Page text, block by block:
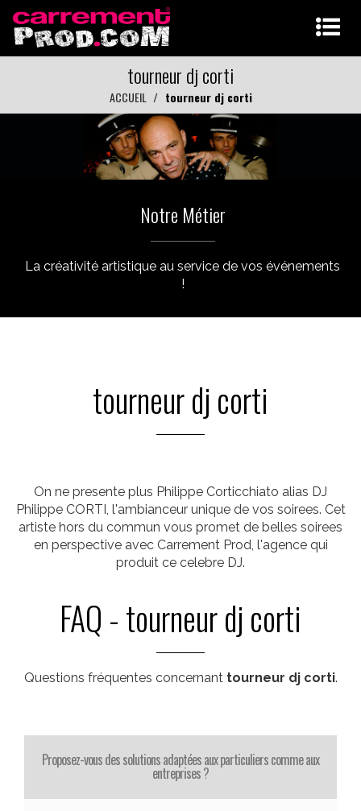
tourneur dj corti
ACCUEIL tourneur dj corti
Notre Métier
La créativité artistique au service de vos événements
!
tourneur dj corti
On ne presente plus Philippe Corticchiato alias DJ
Philippe CORTI, l'ambianceur unique de vos soirees. Cet
artiste hors du commun vous promet de belles soirees
en perspective avec Carrement Prod, l'agence qui
produit ce celebre DJ.
FAQ - tourneur dj corti
Questions fréquentes concernant tourneur dj corti.
Proposez-vous des solutions adaptées aux particuliers comme aux
entreprises ?